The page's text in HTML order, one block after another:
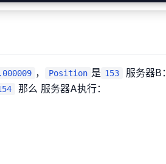
， Position 是 153 服务器B：
那么 服务器A执行：